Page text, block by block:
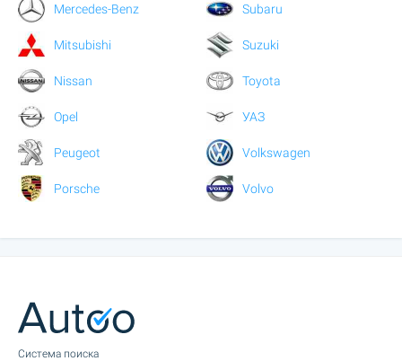
Mercedes-Benz
Mitsubishi
Nissan
Opel
Peugeot
Porsche
Subaru
Suzuki
Toyota
УАЗ
Volkswagen
Volvo
Cистема поиска